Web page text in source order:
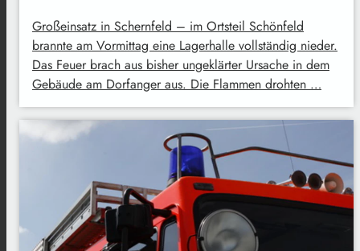
Großeinsatz in Schernfeld – im Ortsteil Schönfeld
brannte am Vormittag eine Lagerhalle vollständig nieder.
Das Feuer brach aus bisher ungeklärter Ursache in dem
Gebäude am Dorfanger aus. Die Flammen drohten …